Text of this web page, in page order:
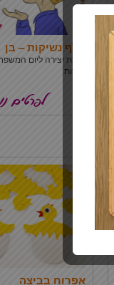
אלף נשיקות – בן
ערכות
אפרוח בביצה